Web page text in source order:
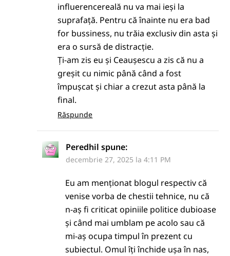
influerencereală nu va mai ieși la
suprafață. Pentru că înainte nu era bad
for bussiness, nu trăia exclusiv din asta și
era o sursă de distracție.
Ți-am zis eu și Ceaușescu a zis că nu a
greșit cu nimic până când a fost
împușcat și chiar a crezut asta până la
final.
Răspunde
Peredhil spune:
decembrie 27, 2025 la 4:11 PM
Eu am menționat blogul respectiv că
venise vorba de chestii tehnice, nu că
n-aș fi criticat opiniile politice dubioase
și când mai umblam pe acolo sau că
mi-aș ocupa timpul în prezent cu
subiectul. Omul îți închide ușa în nas,